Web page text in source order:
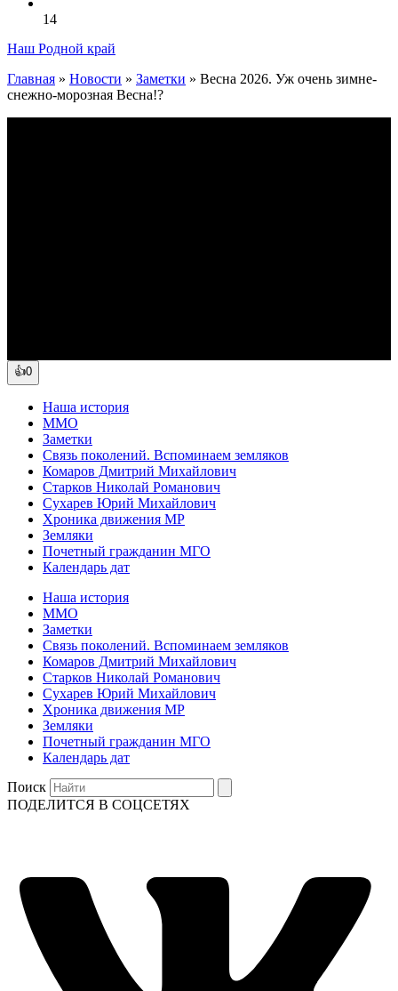
14
Наш Родной край
Главная » Новости » Заметки » Весна 2026. Уж очень зимне-
снежно-морозная Весна!?
👍0
Наша история
ММО
Заметки
Связь поколений. Вспоминаем земляков
Комаров Дмитрий Михайлович
Старков Николай Романович
Сухарев Юрий Михайлович
Хроника движения МР
Земляки
Почетный гражданин МГО
Календарь дат
Наша история
ММО
Заметки
Связь поколений. Вспоминаем земляков
Комаров Дмитрий Михайлович
Старков Николай Романович
Сухарев Юрий Михайлович
Хроника движения МР
Земляки
Почетный гражданин МГО
Календарь дат
Поиск
ПОДЕЛИТСЯ В СОЦСЕТЯХ